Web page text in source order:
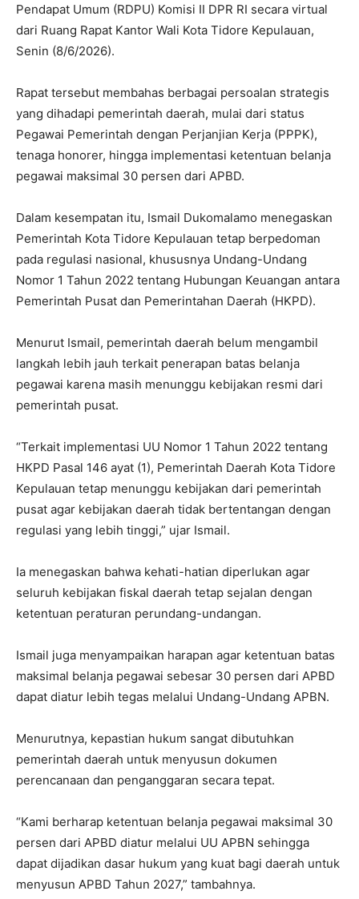
Pendapat Umum (RDPU) Komisi II DPR RI secara virtual
dari Ruang Rapat Kantor Wali Kota Tidore Kepulauan,
Senin (8/6/2026).
Rapat tersebut membahas berbagai persoalan strategis
yang dihadapi pemerintah daerah, mulai dari status
Pegawai Pemerintah dengan Perjanjian Kerja (PPPK),
tenaga honorer, hingga implementasi ketentuan belanja
pegawai maksimal 30 persen dari APBD.
Dalam kesempatan itu, Ismail Dukomalamo menegaskan
Pemerintah Kota Tidore Kepulauan tetap berpedoman
pada regulasi nasional, khususnya Undang-Undang
Nomor 1 Tahun 2022 tentang Hubungan Keuangan antara
Pemerintah Pusat dan Pemerintahan Daerah (HKPD).
Menurut Ismail, pemerintah daerah belum mengambil
langkah lebih jauh terkait penerapan batas belanja
pegawai karena masih menunggu kebijakan resmi dari
pemerintah pusat.
“Terkait implementasi UU Nomor 1 Tahun 2022 tentang
HKPD Pasal 146 ayat (1), Pemerintah Daerah Kota Tidore
Kepulauan tetap menunggu kebijakan dari pemerintah
pusat agar kebijakan daerah tidak bertentangan dengan
regulasi yang lebih tinggi,” ujar Ismail.
Ia menegaskan bahwa kehati-hatian diperlukan agar
seluruh kebijakan fiskal daerah tetap sejalan dengan
ketentuan peraturan perundang-undangan.
Ismail juga menyampaikan harapan agar ketentuan batas
maksimal belanja pegawai sebesar 30 persen dari APBD
dapat diatur lebih tegas melalui Undang-Undang APBN.
Menurutnya, kepastian hukum sangat dibutuhkan
pemerintah daerah untuk menyusun dokumen
perencanaan dan penganggaran secara tepat.
“Kami berharap ketentuan belanja pegawai maksimal 30
persen dari APBD diatur melalui UU APBN sehingga
dapat dijadikan dasar hukum yang kuat bagi daerah untuk
menyusun APBD Tahun 2027,” tambahnya.